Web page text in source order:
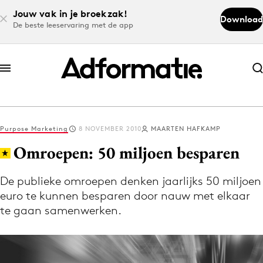
Jouw vak in je broekzak!
De beste leeservaring met de app
Download
Abonneer nu
Abonneer nu
Log in
Download de app
Volg het laatste nieuws via de Adformatie
Nieuws app
Purpose Marketing 8 NOVEMBER 2010 MAARTEN HAFKAMP
Omroepen: 50 miljoen besparen
De publieke omroepen denken jaarlijks 50 miljoen
euro te kunnen besparen door nauw met elkaar
te gaan samenwerken.